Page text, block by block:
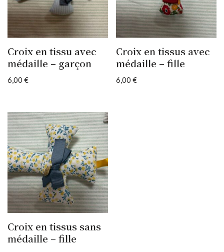
Croix en tissu avec
médaille – garçon
6,00 €
Croix en tissus avec
médaille – fille
6,00€
Croix en tissus sans
médaille – fille